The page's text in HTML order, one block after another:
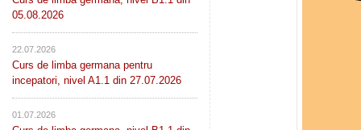
05.08.2026
22.07.2026
Curs de limba germana pentru
incepatori, nivel A1.1 din 27.07.2026
01.07.2026